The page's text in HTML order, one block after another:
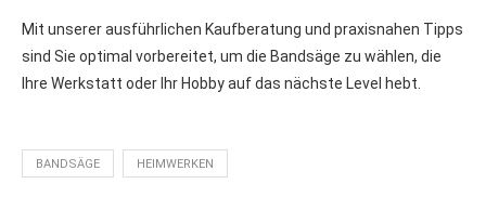
Mit unserer ausführlichen Kaufberatung und praxisnahen Tipps
sind Sie optimal vorbereitet, um die Bandsäge zu wählen, die
Ihre Werkstatt oder Ihr Hobby auf das nächste Level hebt.
BANDSÄGE HEIMWERKEN